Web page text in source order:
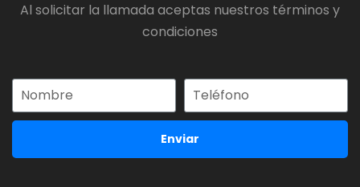
Al solicitar la llamada aceptas nuestros términos y
condiciones
Enviar